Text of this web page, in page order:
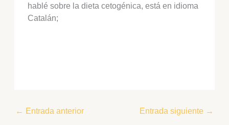
hablé sobre la dieta cetogénica, está en idioma
Catalán;
← Entrada anterior Entrada siguiente →